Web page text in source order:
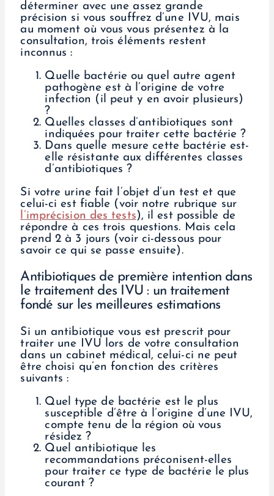
déterminer avec une assez grande
précision si vous souffrez d’une IVU, mais
au moment où vous vous présentez à la
consultation, trois éléments restent
inconnus :
Quelle bactérie ou quel autre agent
pathogène est à l’origine de votre
infection (il peut y en avoir plusieurs)
?
Quelles classes d’antibiotiques sont
indiquées pour traiter cette bactérie ?
Dans quelle mesure cette bactérie est-
elle résistante aux différentes classes
d’antibiotiques ?
Si votre urine fait l’objet d’un test et que
celui-ci est fiable (voir notre rubrique sur
l’imprécision des tests), il est possible de
répondre à ces trois questions. Mais cela
prend 2 à 3 jours (voir ci-dessous pour
savoir ce qui se passe ensuite).
Antibiotiques de première intention dans
le traitement des IVU : un traitement
fondé sur les meilleures estimations
Si un antibiotique vous est prescrit pour
traiter une IVU lors de votre consultation
dans un cabinet médical, celui-ci ne peut
être choisi qu’en fonction des critères
suivants :
Quel type de bactérie est le plus
susceptible d’être à l’origine d’une IVU,
compte tenu de la région où vous
résidez ?
Quel antibiotique les
recommandations préconisent-elles
pour traiter ce type de bactérie le plus
courant ?